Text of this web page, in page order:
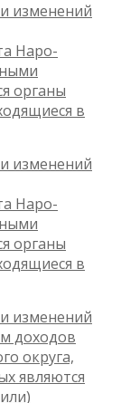
изменений
Наро-
органы
в
изменений
Наро-
органы
в
изменений
доходов
округа,
являются